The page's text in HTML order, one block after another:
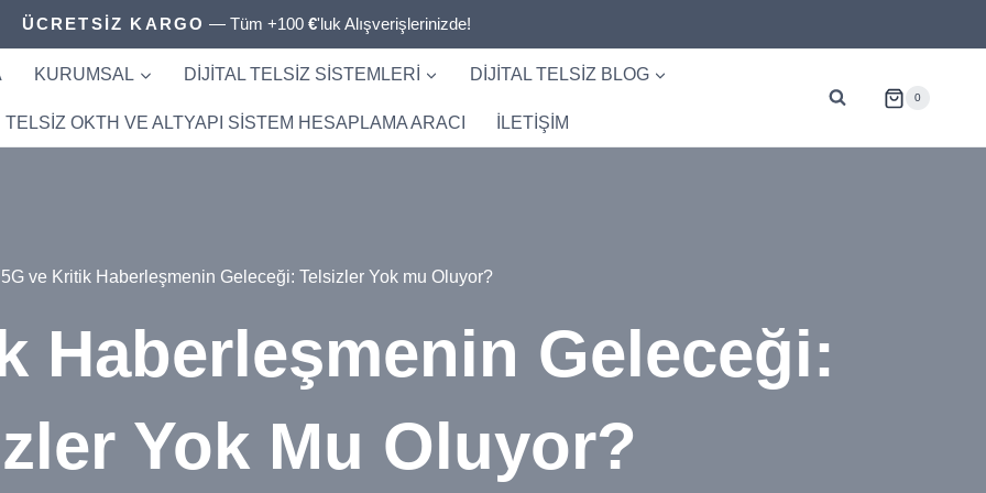
ÜCRETSİZ KARGO — Tüm +100€'luk Alışverişlerinizde!
KURUMSAL DIJITAL TELSIZ SISTEMLERI DIJITAL TELSIZ BLOG
TELSIZ OKTH VE ALTYAPI SISTEM HESAPLAMA ARACI İLETİŞİM
0
5G ve Kritik Haberleşmenin Geleceği: Telsizler Yok mu Oluyor?
Haberleşmenin Geleceği:
Yok Mu Oluyor?